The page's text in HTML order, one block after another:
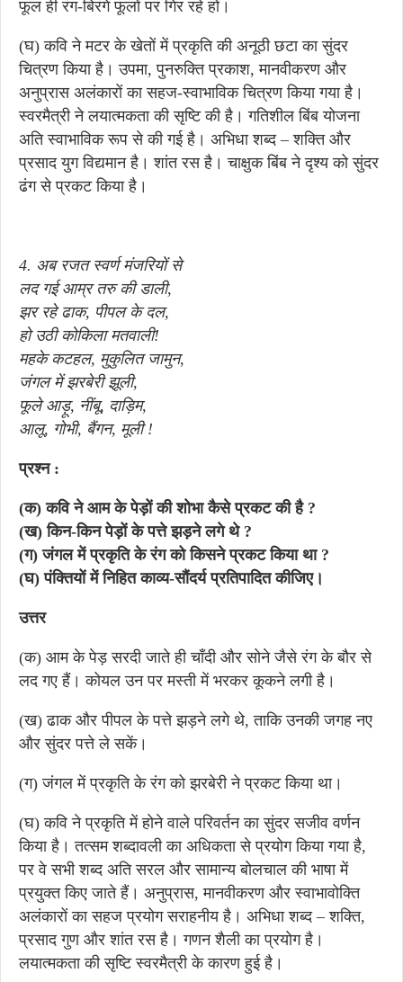
फूल ही रंग-बिरंगे फूलों पर गिर रहे हों।
(घ) कवि ने मटर के खेतों में प्रकृति की अनूठी छटा का सुंदर
चित्रण किया है। उपमा, पुनरुक्ति प्रकाश, मानवीकरण और
अनुप्रास अलंकारों का सहज-स्वाभाविक चित्रण किया गया है।
स्वरमैत्री ने लयात्मकता की सृष्टि की है। गतिशील बिंब योजना
अति स्वाभाविक रूप से की गई है। अभिधा शब्द – शक्ति और
प्रसाद युग विद्यमान है। शांत रस है। चाक्षुक बिंब ने दृश्य को सुंदर
ढंग से प्रकट किया है।
4. अब रजत स्वर्ण मंजरियों से
लद गई आम्र तरु की डाली,
झर रहे ढाक, पीपल के दल,
हो उठी कोकिला मतवाली!
महके कटहल, मुकुलित जामुन,
जंगल में झरबेरी झूली,
फूले आड़ू, नींबू, दाड़िम,
आलू, गोभी, बैंगन, मूली !
प्रश्न :
(क) कवि ने आम के पेड़ों की शोभा कैसे प्रकट की है ?
(ख) किन-किन पेड़ों के पत्ते झड़ने लगे थे ?
(ग) जंगल में प्रकृति के रंग को किसने प्रकट किया था ?
(घ) पंक्तियों में निहित काव्य-सौंदर्य प्रतिपादित कीजिए।
उत्तर
(क) आम के पेड़ सरदी जाते ही चाँदी और सोने जैसे रंग के बौर से
लद गए हैं। कोयल उन पर मस्ती में भरकर कूकने लगी है।
(ख) ढाक और पीपल के पत्ते झड़ने लगे थे, ताकि उनकी जगह नए
और सुंदर पत्ते ले सकें।
(ग) जंगल में प्रकृति के रंग को झरबेरी ने प्रकट किया था।
(घ) कवि ने प्रकृति में होने वाले परिवर्तन का सुंदर सजीव वर्णन
किया है। तत्सम शब्दावली का अधिकता से प्रयोग किया गया है,
पर वे सभी शब्द अति सरल और सामान्य बोलचाल की भाषा में
प्रयुक्त किए जाते हैं। अनुप्रास, मानवीकरण और स्वाभावोक्ति
अलंकारों का सहज प्रयोग सराहनीय है। अभिधा शब्द – शक्ति,
प्रसाद गुण और शांत रस है। गणन शैली का प्रयोग है।
लयात्मकता की सृष्टि स्वरमैत्री के कारण हुई है।